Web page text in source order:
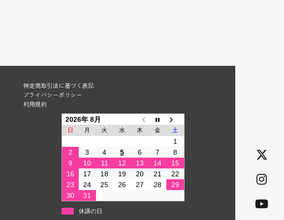
特定商取引法に基づく表記
プライバシーポリシー
利用規約
2026年 8月
日 月 火 水 木 金 土
1
2
3 4 5 6 7
8
9
10 11 12 13 14
15
16
17 18 19 20 21
22
23
24 25 26 27 28
29
30
31
休講の日